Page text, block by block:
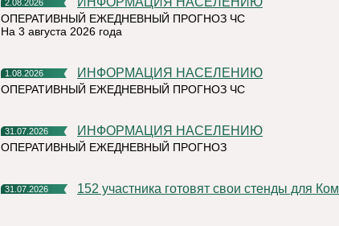
2.08.2026
ОПЕРАТИВНЫЙ ЕЖЕДНЕВНЫЙ ПРОГНОЗ ЧС
На 3 августа 2026 года
1.08.2026 ИНФОРМАЦИЯ НАСЕЛЕНИЮ
ОПЕРАТИВНЫЙ ЕЖЕДНЕВНЫЙ ПРОГНОЗ ЧС
31.07.2026 ИНФОРМАЦИЯ НАСЕЛЕНИЮ
ОПЕРАТИВНЫЙ ЕЖЕДНЕВНЫЙ ПРОГНОЗ
31.07.2026 152 участника готовят свои стенды для